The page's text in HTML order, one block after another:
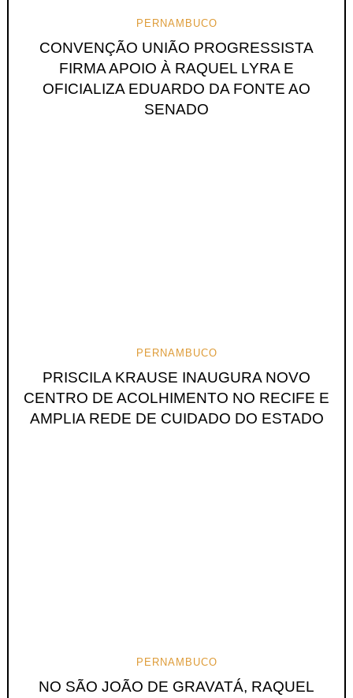
PERNAMBUCO
CONVENÇÃO UNIÃO PROGRESSISTA
FIRMA APOIO À RAQUEL LYRA E
OFICIALIZA EDUARDO DA FONTE AO
SENADO
PERNAMBUCO
PRISCILA KRAUSE INAUGURA NOVO
CENTRO DE ACOLHIMENTO NO RECIFE E
AMPLIA REDE DE CUIDADO DO ESTADO
PERNAMBUCO
NO SÃO JOÃO DE GRAVATÁ, RAQUEL